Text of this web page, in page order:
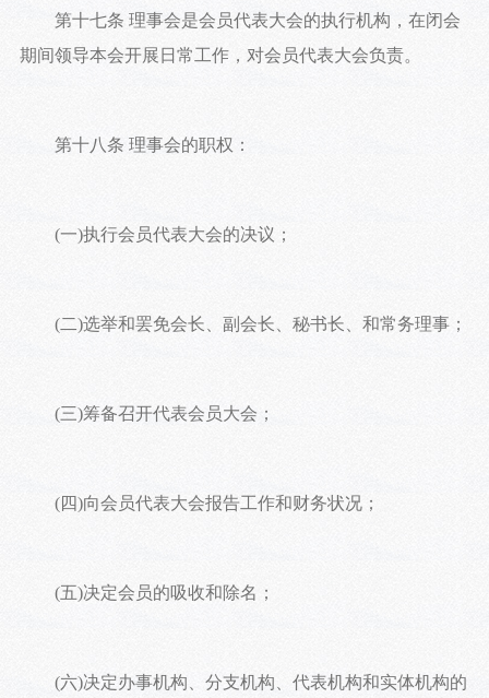
第十七条 理事会是会员代表大会的执行机构，在闭会
期间领导本会开展日常工作，对会员代表大会负责。
第十八条 理事会的职权：
(一)执行会员代表大会的决议；
(二)选举和罢免会长、副会长、秘书长、和常务理事；
(三)筹备召开代表会员大会；
(四)向会员代表大会报告工作和财务状况；
(五)决定会员的吸收和除名；
(六)决定办事机构、分支机构、代表机构和实体机构的